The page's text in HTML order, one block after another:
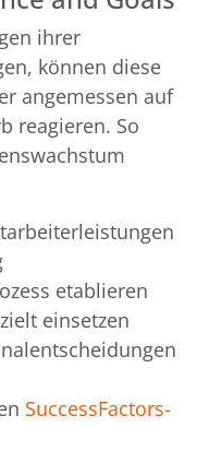
ihrer
können diese
angemessen auf
reagieren. So
etablieren
einsetzen
SuccessFactors-